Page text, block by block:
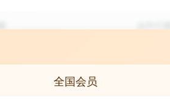
全国会员